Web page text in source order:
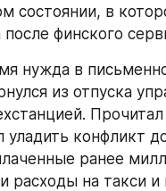
состоянии, в
финского
нужда в
из отпуска
уладить конфликт
ранее
расходы на такси и